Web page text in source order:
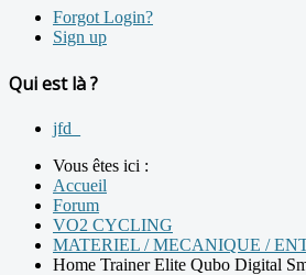
Forgot Login?
Sign up
Qui est là ?
jfd_
Vous êtes ici :
Accueil
Forum
VO2 CYCLING
MATERIEL / MECANIQUE /
Home Trainer Elite Qubo Digital